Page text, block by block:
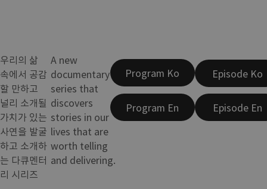
우리의 삶
속에서 공감
할 만하고
널리 소개될
가치가 있는
사연을 발굴
하고 소개하
는 다큐멘터
리 시리즈
A new
documentary
series that
discovers
stories in our
lives that are
worth telling
and delivering.
Program Ko
Program En
Episode Ko
Episode En